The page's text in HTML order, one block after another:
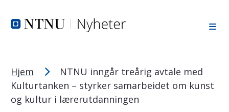
PC: Press ned CTRL og klikk på + (pluss) for å forstørre
Hjem
NTNU inngår treårig avtale med
Kulturtanken – styrker samarbeidet om kunst
og kultur i lærerutdanningen